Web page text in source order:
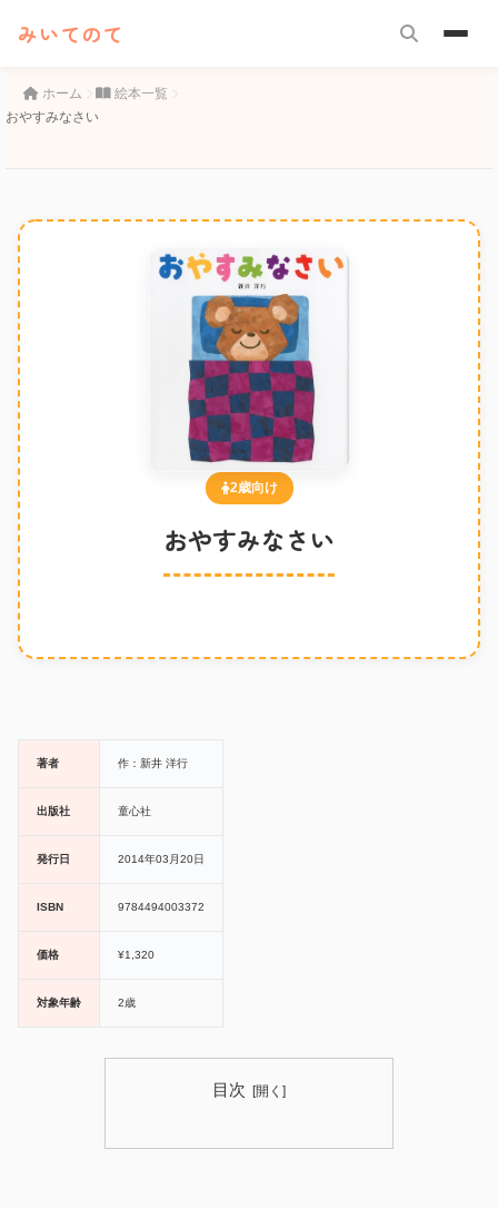
みいてのて
ホーム
絵本一覧
おやすみなさい
2歳向け
おやすみなさい
著者 作：新井 洋行
出版社 童心社
発行日 2014年03月20日
ISBN 9784494003372
価格 ¥1,320
対象年齢 2歳
目次